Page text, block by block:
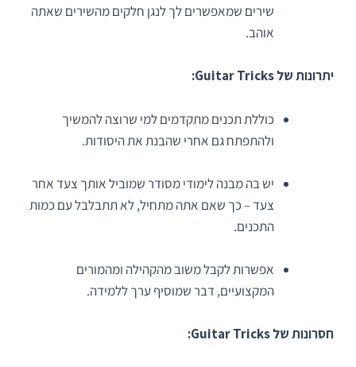
שירים שמאפשרים לך לנגן חלקים מהשירים שאתה
אוהב.
יתרונות של Guitar Tricks:
כוללת תכנים מתקדמים למי שרוצה להמשיך
ולהתפתח גם אחרי שהבנת את היסודות.
יש בה מבנה לימודי מסודר שמוביל אותך צעד אחר
צעד – כך שאם אתה מתחיל, לא תתבלבל עם כמות
התכנים.
אפשרות לקבל משוב מהקהילה ומהמורים
המקצועיים, דבר שמוסיף ערך ללמידה.
חסרונות של Guitar Tricks: